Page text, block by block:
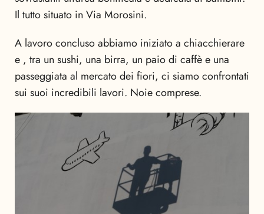
Il tutto situato in Via Morosini.
A lavoro concluso abbiamo iniziato a chiacchierare
e , tra un sushi, una birra, un paio di caffè e una
passeggiata al mercato dei fiori, ci siamo confrontati
sui suoi incredibili lavori. Noie comprese.